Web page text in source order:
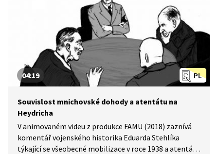
PL
04:19
Souvislost mnichovské dohody a atentátu na
Heydricha
V animovaném videu z produkce FAMU (2018) zaznívá
komentář vojenského historika Eduarda Stehlíka
týkající se všeobecné mobilizace v roce 1938 a atentátu